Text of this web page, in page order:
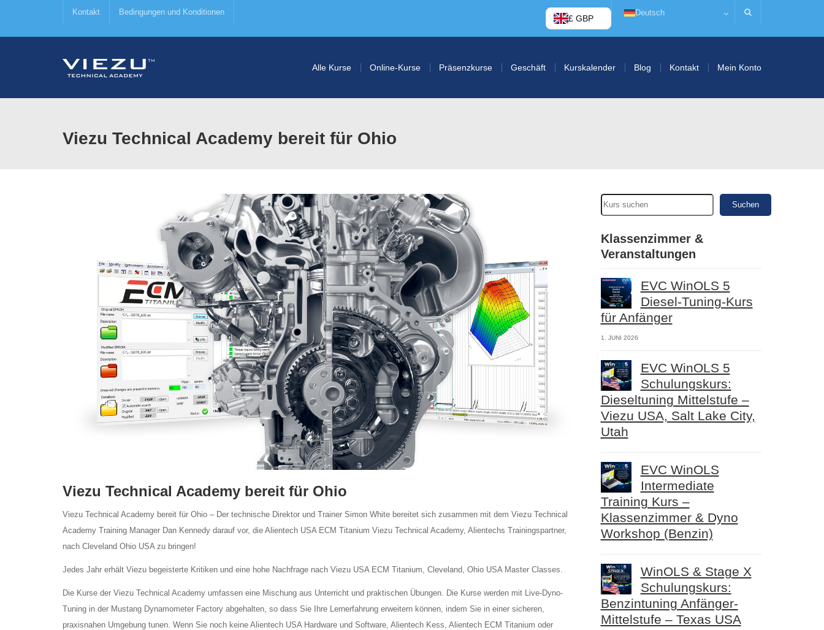
Kontakt Bedingungen und Konditionen
£ GBP
Deutsch
Alle Kurse Online-Kurse Präsenzkurse Geschäft Kurskalender Blog Kontakt Mein Konto
Viezu Technical Academy bereit für Ohio
Viezu Technical Academy bereit für Ohio
Viezu Technical Academy bereit für Ohio – Der technische Direktor und Trainer Simon White bereitet sich zusammen mit dem Viezu Technical
Academy Training Manager Dan Kennedy darauf vor, die Alientech USA ECM Titanium Viezu Technical Academy, Alientechs Trainingspartner,
nach Cleveland Ohio USA zu bringen!
Jedes Jahr erhält Viezu begeisterte Kritiken und eine hohe Nachfrage nach Viezu USA ECM Titanium, Cleveland, Ohio USA Master Classes.
Die Kurse der Viezu Technical Academy umfassen eine Mischung aus Unterricht und praktischen Übungen. Die Kurse werden mit Live-Dyno-
Tuning in der Mustang Dynamometer Factory abgehalten, so dass Sie Ihre Lernerfahrung erweitern können, indem Sie in einer sicheren,
praxisnahen Umgebung tunen. Wenn Sie noch keine Alientech USA Hardware und Software, Alientech Kess, Alientech ECM Titanium oder
Suchen
Klassenzimmer &
Veranstaltungen
EVC WinOLS 5
Diesel-Tuning-Kurs
für Anfänger
1. JUNI 2026
EVC WinOLS 5
Schulungskurs:
Dieseltuning Mittelstufe –
Viezu USA, Salt Lake City,
Utah
EVC WinOLS
Intermediate
Training Kurs –
Klassenzimmer & Dyno
Workshop (Benzin)
WinOLS & Stage X
Schulungskurs:
Benzintuning Anfänger-
Mittelstufe – Texas USA